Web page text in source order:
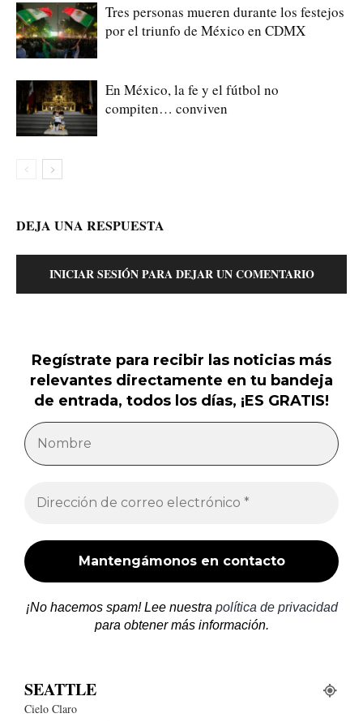
Tres personas mueren durante los festejos
por el triunfo de México en CDMX
En México, la fe y el fútbol no
compiten… conviven
DEJA UNA RESPUESTA
INICIAR SESIÓN PARA DEJAR UN COMENTARIO
Regístrate para recibir las noticias más
relevantes directamente en tu bandeja
de entrada, todos los días, ¡ES GRATIS!
¡No hacemos spam! Lee nuestra política de privacidad
para obtener más información.
SEATTLE
Cielo Claro